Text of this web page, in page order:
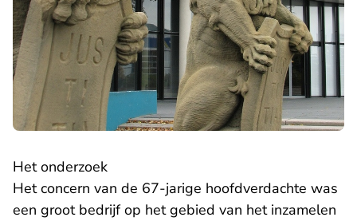
Het onderzoek
Het concern van de 67-jarige hoofdverdachte was
een groot bedrijf op het gebied van het inzamelen